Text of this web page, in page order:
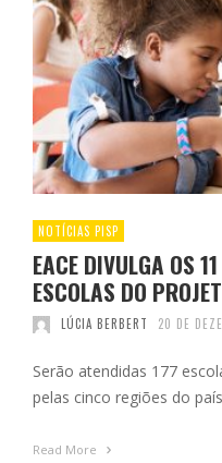
NOTÍCIAS PISP
EACE DIVULGA OS
ESCOLAS DO
LÚCIA BERBERT 20 DE
Serão atendidas 177
pelas cinco regiões do
Read More